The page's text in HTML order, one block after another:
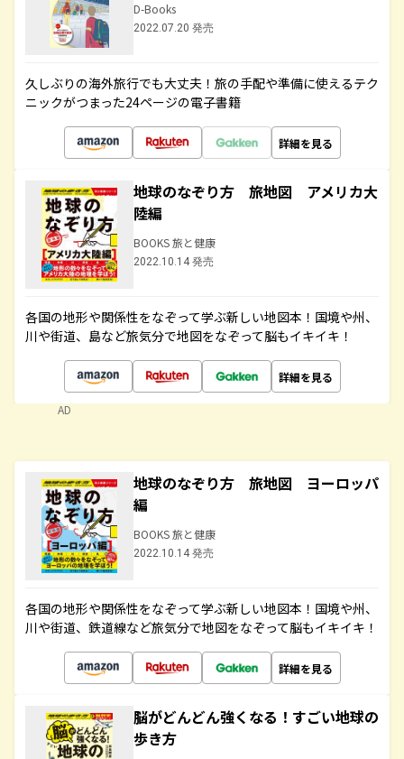
D-Books
2022.07.20 発売
久しぶりの海外旅行でも大丈夫！旅の手配や準備に使えるテク
ニックがつまった24ページの電子書籍
詳細を見る
地球のなぞり方 旅地図 アメリカ大
陸編
BOOKS 旅と健康
2022.10.14 発売
各国の地形や関係性をなぞって学ぶ新しい地図本！国境や州、
川や街道、島など旅気分で地図をなぞって脳もイキイキ！
詳細を見る
AD
地球のなぞり方 旅地図 ヨーロッパ
編
BOOKS 旅と健康
2022.10.14 発売
各国の地形や関係性をなぞって学ぶ新しい地図本！国境や州、
川や街道、鉄道線など旅気分で地図をなぞって脳もイキイキ！
詳細を見る
脳がどんどん強くなる！すごい地球の
歩き方